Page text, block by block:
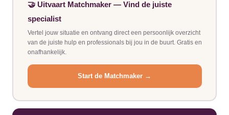
🤝 Uitvaart Matchmaker — Vind de juiste
specialist
Vertel jouw situatie en ontvang direct een persoonlijk overzicht
van de juiste hulp en professionals bij jou in de buurt. Gratis en
onafhankelijk.
Start de Matchmaker →